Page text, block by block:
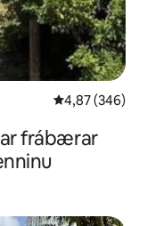
4,87 af 5 í
4,87 (346)
frábærar